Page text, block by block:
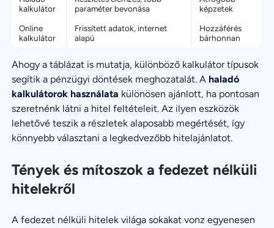
kalkulátor
paraméter bevonása
képzetek
Online
kalkulátor
Frissített adatok, internet
alapú
Hozzáférés
bárhonnan
Ahogy a táblázat is mutatja, különböző kalkulátor típusok
segítik a pénzügyi döntések meghozatalát. A haladó
kalkulátorok használata különösen ajánlott, ha pontosan
szeretnénk látni a hitel feltételeit. Az ilyen eszközök
lehetővé teszik a részletek alaposabb megértését, így
könnyebb választani a legkedvezőbb hitelajánlatot.
Tények és mítoszok a fedezet nélküli
hitelekről
A fedezet nélküli hitelek világa sokakat vonz egyenesen